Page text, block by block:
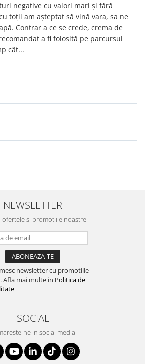
negative cu valori mari și fără
toții am așteptat să vină vara, sa ne
Contrar a ce se crede, crema de
a fi folosită pe parcursul
cât...
NEWSLETTER
ofertele si promotiile noastre
newsletter cu promotiile
Afla mai multe in Politica de
SOCIAL
ne in social media